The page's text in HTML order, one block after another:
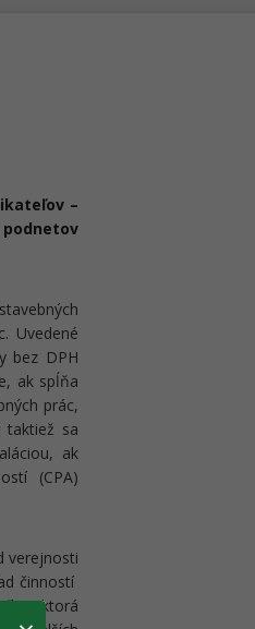
–
Uvedené
bez DPH
ak spĺňa
prác,
taktiež sa
ak
(CPA)
verejnosti
činností
ktorá